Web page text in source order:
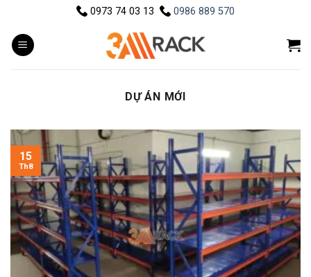
content
0973 74 03 13 0986 889 570
DỰ ÁN MỚI
15
Th8